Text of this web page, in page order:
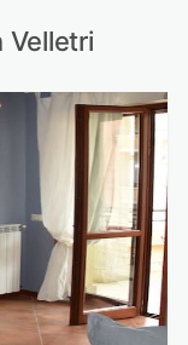
Velletri